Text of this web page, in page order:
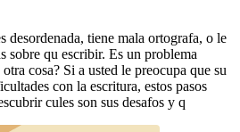
desordenada, tiene mala ortografa, o le
sobre qu escribir. Es un problema
cosa? Si a usted le preocupa que su
con la escritura, estos pasos
cules son sus desafos y q